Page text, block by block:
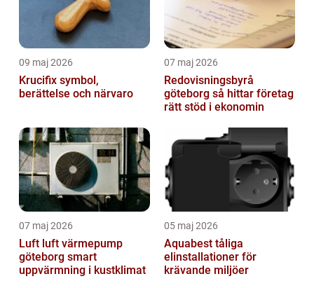
09 maj 2026
Krucifix symbol,
berättelse och närvaro
07 maj 2026
Redovisningsbyrå
göteborg så hittar företag
rätt stöd i ekonomin
07 maj 2026
Luft luft värmepump
göteborg smart
uppvärmning i kustklimat
05 maj 2026
Aquabest tåliga
elinstallationer för
krävande miljöer